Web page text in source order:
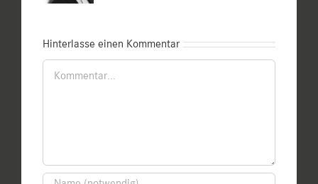
Hinterlasse einen Kommentar
Kommentar